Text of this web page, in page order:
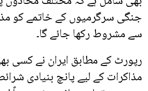
جنگی سرگرمیوں کے خاتمے کو
سے مشروط رکھا جائے گا۔
رپورٹ کے مطابق ایران نے کسی
مذاکرات کے لیے پانچ بنیادی